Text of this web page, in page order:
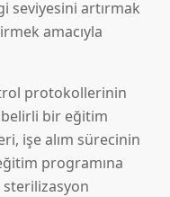
seviyesini artırmak
amacıyla
protokollerinin
belirli bir eğitim
işe alım sürecinin
programına